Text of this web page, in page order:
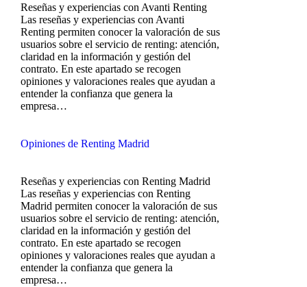
Reseñas y experiencias con Avanti Renting
Las reseñas y experiencias con Avanti
Renting permiten conocer la valoración de sus
usuarios sobre el servicio de renting: atención,
claridad en la información y gestión del
contrato. En este apartado se recogen
opiniones y valoraciones reales que ayudan a
entender la confianza que genera la
empresa…
Opiniones de Renting Madrid
Reseñas y experiencias con Renting Madrid
Las reseñas y experiencias con Renting
Madrid permiten conocer la valoración de sus
usuarios sobre el servicio de renting: atención,
claridad en la información y gestión del
contrato. En este apartado se recogen
opiniones y valoraciones reales que ayudan a
entender la confianza que genera la
empresa…